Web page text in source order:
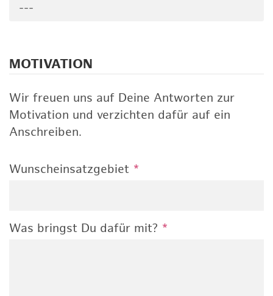
---
MOTIVATION
Wir freuen uns auf Deine Antworten zur
Motivation und verzichten dafür auf ein
Anschreiben.
Wunscheinsatzgebiet *
Was bringst Du dafür mit? *